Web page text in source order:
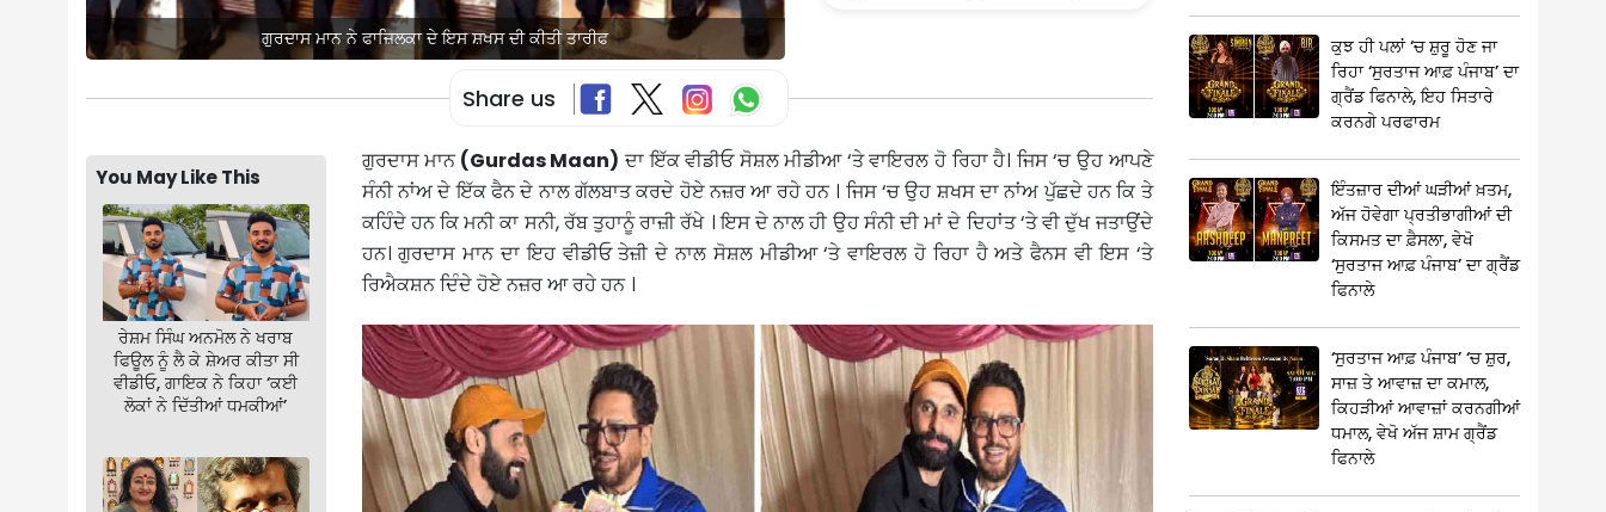
ਗੁਰਦਾਸ ਮਾਨ ਨੇ ਫਾਜ਼ਿਲਕਾ ਦੇ ਇਸ ਸ਼ਖਸ ਦੀ ਕੀਤੀ ਤਾਰੀਫ
Share us
You May Like This
ਰੇਸ਼ਮ ਸਿੰਘ ਅਨਮੋਲ ਨੇ ਖਰਾਬ
ਫਿਊਲ ਨੂੰ ਲੈ ਕੇ ਸ਼ੇਅਰ ਕੀਤਾ ਸੀ
ਵੀਡੀਓ, ਗਾਇਕ ਨੇ ਕਿਹਾ ‘ਕਈ
ਲੋਕਾਂ ਨੇ ਦਿੱਤੀਆਂ ਧਮਕੀਆਂ’
ਗੁਰਦਾਸ ਮਾਨ(Gurdas Maan) ਦਾ ਇੱਕ ਵੀਡੀਓ ਸੋਸ਼ਲ ਮੀਡੀਆ ‘ਤੇ ਵਾਇਰਲ ਹੋ ਰਿਹਾ ਹੈ। ਜਿਸ ‘ਚ ਉਹ ਆਪਣੇ
ਸੰਨੀ ਨਾਂਅ ਦੇ ਇੱਕ ਫੈਨ ਦੇ ਨਾਲ ਗੱਲਬਾਤ ਕਰਦੇ ਹੋਏ ਨਜ਼ਰ ਆ ਰਹੇ ਹਨ । ਜਿਸ ‘ਚ ਉਹ ਸ਼ਖਸ ਦਾ ਨਾਂਅ ਪੁੱਛਦੇ ਹਨ ਕਿ ਤੇ
ਕਹਿੰਦੇ ਹਨ ਕਿ ਮਨੀ ਕਾ ਸਨੀ, ਰੱਬ ਤੁਹਾਨੂੰ ਰਾਜ਼ੀ ਰੱਖੇ । ਇਸ ਦੇ ਨਾਲ ਹੀ ਉਹ ਸੰਨੀ ਦੀ ਮਾਂ ਦੇ ਦਿਹਾਂਤ ‘ਤੇ ਵੀ ਦੁੱਖ ਜਤਾਉਂਦੇ
ਹਨ। ਗੁਰਦਾਸ ਮਾਨ ਦਾ ਇਹ ਵੀਡੀਓ ਤੇਜ਼ੀ ਦੇ ਨਾਲ ਸੋਸ਼ਲ ਮੀਡੀਆ ‘ਤੇ ਵਾਇਰਲ ਹੋ ਰਿਹਾ ਹੈ ਅਤੇ ਫੈਨਸ ਵੀ ਇਸ ‘ਤੇ
ਰਿਐਕਸ਼ਨ ਦਿੰਦੇ ਹੋਏ ਨਜ਼ਰ ਆ ਰਹੇ ਹਨ ।
ਕੁਝ ਹੀ ਪਲਾਂ ‘ਚ ਸ਼ੁਰੂ ਹੋਣ ਜਾ
ਰਿਹਾ ‘ਸੁਰਤਾਜ ਆਫ਼ ਪੰਜਾਬ’ ਦਾ
ਗ੍ਰੈਂਡ ਫਿਨਾਲੇ, ਇਹ ਸਿਤਾਰੇ
ਕਰਨਗੇ ਪਰਫਾਰਮ
ਇੰਤਜ਼ਾਰ ਦੀਆਂ ਘੜੀਆਂ ਖ਼ਤਮ,
ਅੱਜ ਹੋਵੇਗਾ ਪ੍ਰਤੀਭਾਗੀਆਂ ਦੀ
ਕਿਸਮਤ ਦਾ ਫ਼ੈਸਲਾ, ਵੇਖੋ
‘ਸੁਰਤਾਜ ਆਫ਼ ਪੰਜਾਬ’ ਦਾ ਗ੍ਰੈਂਡ
ਫਿਨਾਲੇ
‘ਸੁਰਤਾਜ ਆਫ਼ ਪੰਜਾਬ’ ‘ਚ ਸ਼ੁਰ,
ਸਾਜ਼ ਤੇ ਆਵਾਜ਼ ਦਾ ਕਮਾਲ,
ਕਿਹੜੀਆਂ ਆਵਾਜ਼ਾਂ ਕਰਨਗੀਆਂ
ਧਮਾਲ, ਵੇਖੋ ਅੱਜ ਸ਼ਾਮ ਗ੍ਰੈਂਡ
ਫਿਨਾਲੇ